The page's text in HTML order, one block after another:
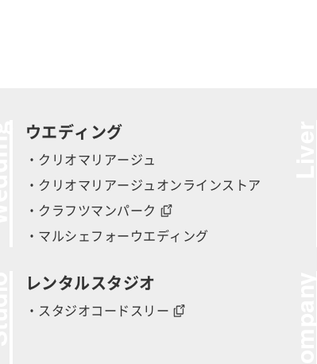
ウエディング
・クリオマリアージュ
・クリオマリアージュオンラインストア
・クラフツマンパーク
・マルシェフォーウエディング
レンタルスタジオ
・スタジオコードスリー